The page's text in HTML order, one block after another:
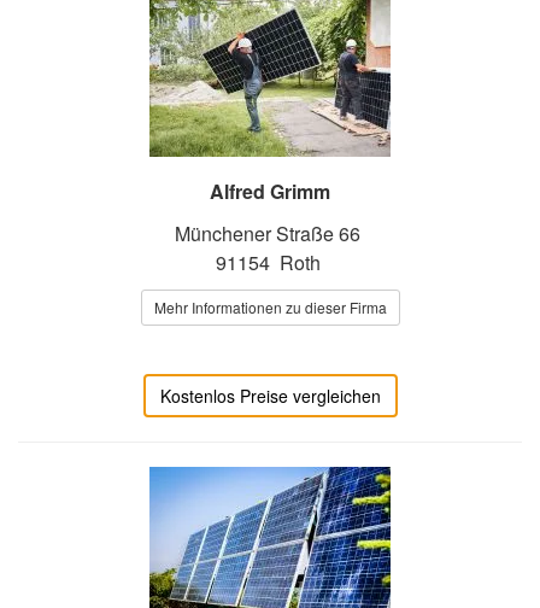
Alfred Grimm
Münchener Straße 66
91154 Roth
Mehr Informationen zu dieser Firma
Kostenlos Preise vergleichen